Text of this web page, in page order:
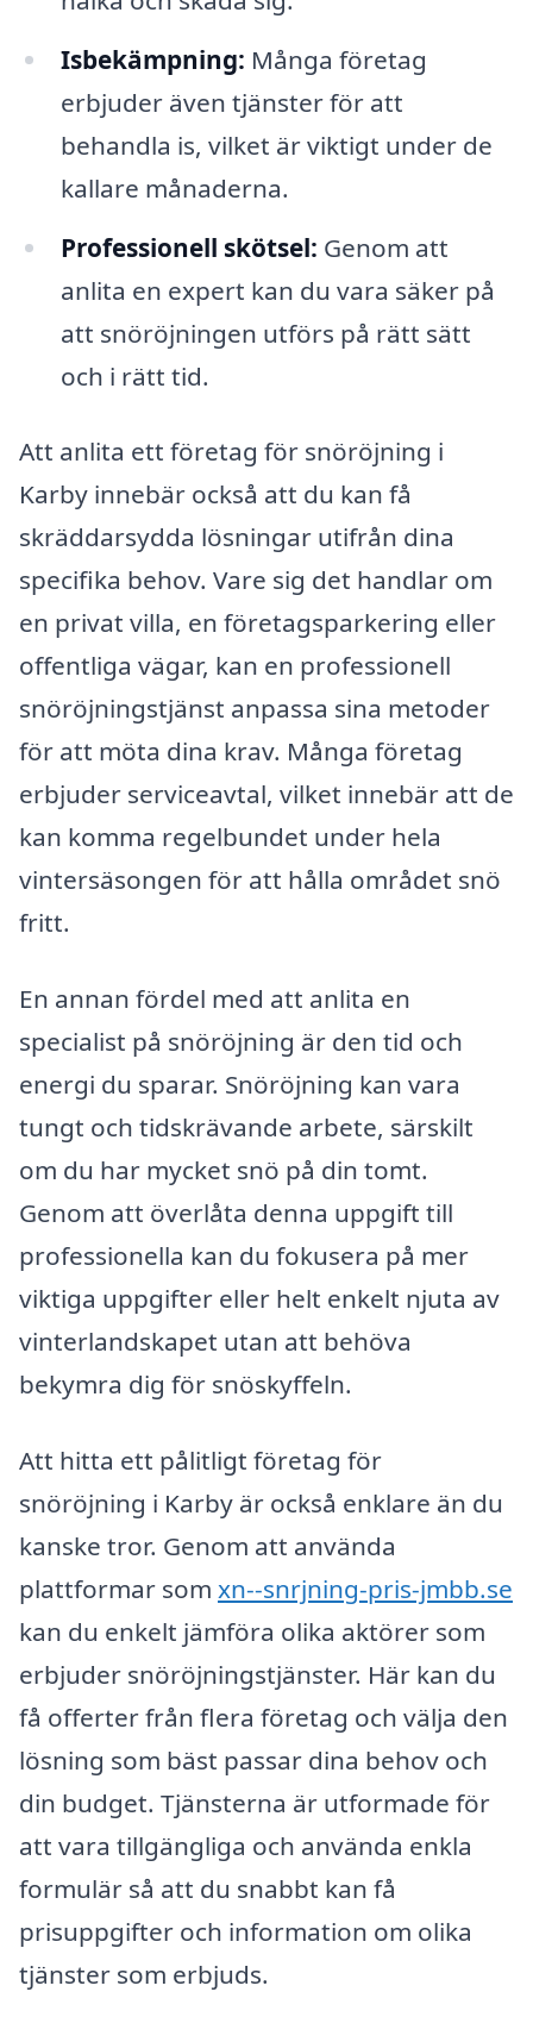
Isbekämpning: Många företag
erbjuder även tjänster för att
behandla is, vilket är viktigt under de
kallare månaderna.
Professionell skötsel: Genom att
anlita en expert kan du vara säker på
att snöröjningen utförs på rätt sätt
och i rätt tid.
Att anlita ett företag för snöröjning i
Karby innebär också att du kan få
skräddarsydda lösningar utifrån dina
specifika behov. Vare sig det handlar om
en privat villa, en företagsparkering eller
offentliga vägar, kan en professionell
snöröjningstjänst anpassa sina metoder
för att möta dina krav. Många företag
erbjuder serviceavtal, vilket innebär att de
kan komma regelbundet under hela
vintersäsongen för att hålla området snö
fritt.
En annan fördel med att anlita en
specialist på snöröjning är den tid och
energi du sparar. Snöröjning kan vara
tungt och tidskrävande arbete, särskilt
om du har mycket snö på din tomt.
Genom att överlåta denna uppgift till
professionella kan du fokusera på mer
viktiga uppgifter eller helt enkelt njuta av
vinterlandskapet utan att behöva
bekymra dig för snöskyffeln.
Att hitta ett pålitligt företag för
snöröjning i Karby är också enklare än du
kanske tror. Genom att använda
plattformar som xn--snrjning-pris-jmbb.se
kan du enkelt jämföra olika aktörer som
erbjuder snöröjningstjänster. Här kan du
få offerter från flera företag och välja den
lösning som bäst passar dina behov och
din budget. Tjänsterna är utformade för
att vara tillgängliga och använda enkla
formulär så att du snabbt kan få
prisuppgifter och information om olika
tjänster som erbjuds.